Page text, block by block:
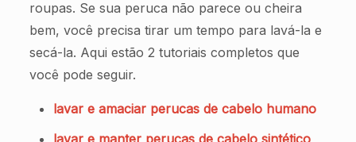
roupas. Se sua peruca não parece ou cheira
bem, você precisa tirar um tempo para lavá-la e
secá-la. Aqui estão 2 tutoriais completos que
você pode seguir.
lavar e amaciar perucas de cabelo humano
lavar e manter perucas de cabelo sintético